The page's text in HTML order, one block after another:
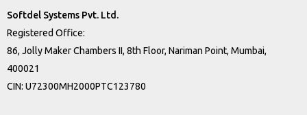
Softdel Systems Pvt. Ltd.
Registered Office:
86, Jolly Maker Chambers II, 8th Floor, Nariman Point, Mumbai,
400021
CIN: U72300MH2000PTC123780